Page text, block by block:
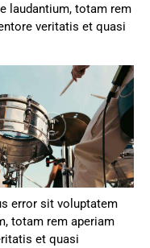
laudantium, totam rem
veritatis et quasi
error sit voluptatem
totam rem aperiam
et quasi